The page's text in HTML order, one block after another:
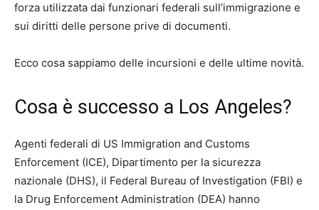
forza utilizzata dai funzionari federali sull’immigrazione e
sui diritti delle persone prive di documenti.
Ecco cosa sappiamo delle incursioni e delle ultime novità.
Cosa è successo a Los Angeles?
Agenti federali di US Immigration and Customs
Enforcement (ICE), Dipartimento per la sicurezza
nazionale (DHS), il Federal Bureau of Investigation (FBI) e
la Drug Enforcement Administration (DEA) hanno